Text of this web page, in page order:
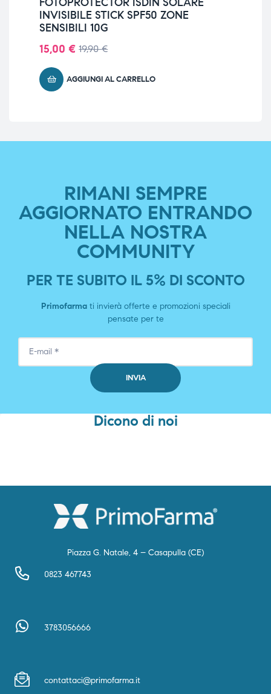
INVISIBILE STICK SPF50 ZONE
SENSIBILI 10G
19,90€
15,00 €
AGGIUNGI AL CARRELLO
RIMANI SEMPRE
AGGIORNATO ENTRANDO
NELLA NOSTRA
COMMUNITY
PER TE SUBITO IL 5% DI SCONTO
Primofarmati invierà offerte e promozioni speciali
pensate per te
Dicono di noi
Piazza G. Natale, 4 – Casapulla (CE)
0823 467743
3783056666
contattaci@primofarma.it